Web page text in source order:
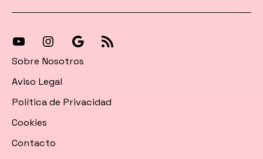
[27-
icon
icon=»fa
fa-
instagram»]
[27-
icon
icon=»fa
fa-
Síguenos
News
Sobre Nosotros
Aviso Legal
Política de Privacidad
Cookies
Contacto